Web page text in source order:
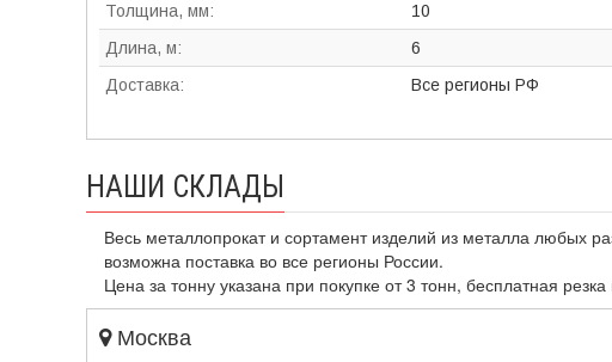
Толщина, мм:
10
Длина, м:
6
Доставка:
Все регионы РФ
НАШИ СКЛАДЫ
Весь металлопрокат и сортамент изделий из металла любых
возможна поставка во все регионы России.
Цена за тонну указана при покупке от 3 тонн, бесплатная
Москва